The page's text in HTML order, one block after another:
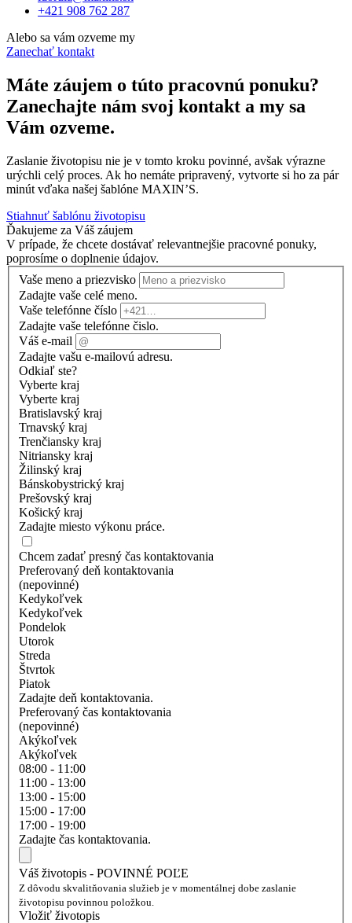
+421 908 762 287
Alebo sa vám ozveme my
Zanechať kontakt
Máte záujem o túto pracovnú ponuku?
Zanechajte nám svoj kontakt a my sa
Vám ozveme.
Zaslanie životopisu nie je v tomto kroku povinné, avšak výrazne
urýchli celý proces. Ak ho nemáte pripravený, vytvorte si ho za pár
minút vďaka našej šablóne MAXIN’S.
Stiahnuť šablónu životopisu
Ďakujeme za Váš záujem
V prípade, že chcete dostávať relevantnejšie pracovné ponuky,
poprosíme o doplnenie údajov.
Vaše meno a priezvisko
Zadajte vaše celé meno.
Vaše telefónne číslo
Zadajte vaše telefónne čislo.
Váš e-mail
Zadajte vašu e-mailovú adresu.
Odkiaľ ste?
Vyberte kraj
Vyberte kraj
Bratislavský kraj
Trnavský kraj
Trenčiansky kraj
Nitriansky kraj
Žilinský kraj
Bánskobystrický kraj
Prešovský kraj
Košický kraj
Zadajte miesto výkonu práce.
Chcem zadať presný čas kontaktovania
Preferovaný deň kontaktovania
(nepovinné)
Kedykoľvek
Kedykoľvek
Pondelok
Utorok
Streda
Štvrtok
Piatok
Zadajte deň kontaktovania.
Preferovaný čas kontaktovania
(nepovinné)
Akýkoľvek
Akýkoľvek
08:00 - 11:00
11:00 - 13:00
13:00 - 15:00
15:00 - 17:00
17:00 - 19:00
Zadajte čas kontaktovania.
Váš životopis - POVINNÉ POĽE
Z dôvodu skvalitňovania služieb je v momentálnej dobe zaslanie
životopisu povinnou položkou.
Vložiť životopis